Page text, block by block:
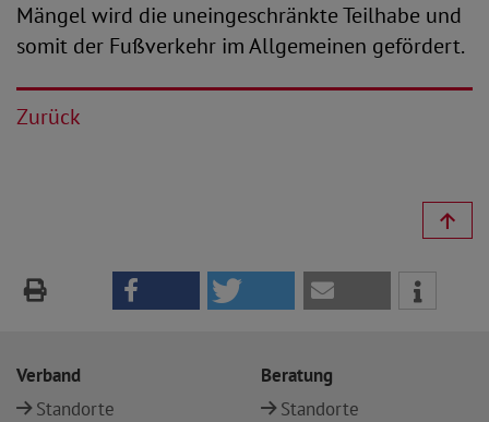
Mängel wird die uneingeschränkte Teilhabe und
somit der Fußverkehr im Allgemeinen gefördert.
Zurück
Verband
Standorte
Beratung
Standorte